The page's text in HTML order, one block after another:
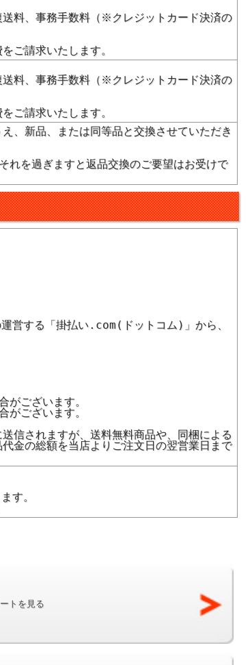
料、事務手数料（※クレジットカード決済の
ご請求いたします。
料、事務手数料（※クレジットカード決済の
ご請求いたします。
、新品、または同等品と交換させていただき
れを過ぎますと返品交換のご要望はお受けで
する「掛払い.com(ドットコム)」から、
ございます。
ございます。
信されますが、送料無料商品や、同梱による
金の総額を当店よりご注文日の翌営業日まで
す。
トを見る